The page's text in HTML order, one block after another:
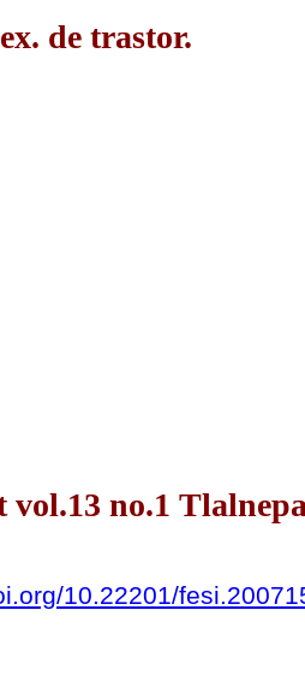
de trastor.
vol.13 no.1
10.22201/